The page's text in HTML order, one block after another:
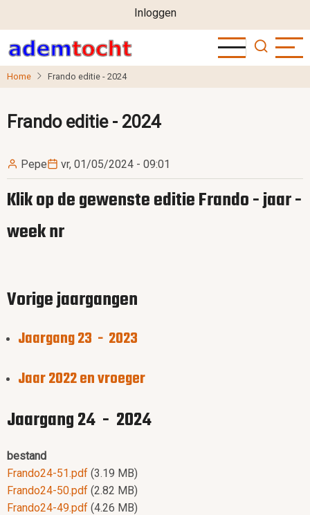
naar
de
inhoud
User
account
menu
Inloggen
Home Frando editie - 2024
Frando editie - 2024
Pepe vr, 01/05/2024 - 09:01
Klik op de gewenste editie Frando - jaar -
week nr
Vorige jaargangen
Jaargang 23 - 2023
Jaar 2022 en vroeger
Jaargang 24 - 2024
bestand
Frando24-51.pdf (3.19 MB)
Frando24-50.pdf (2.82 MB)
Frando24-49.pdf (4.26 MB)